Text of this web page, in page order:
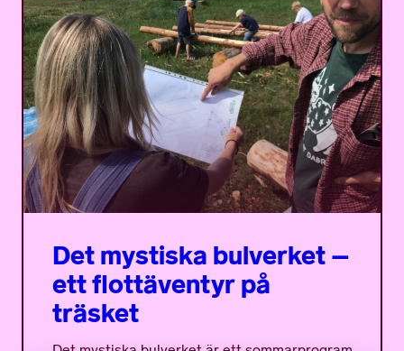
Det mystiska bulverket –
ett flottäventyr på
träsket